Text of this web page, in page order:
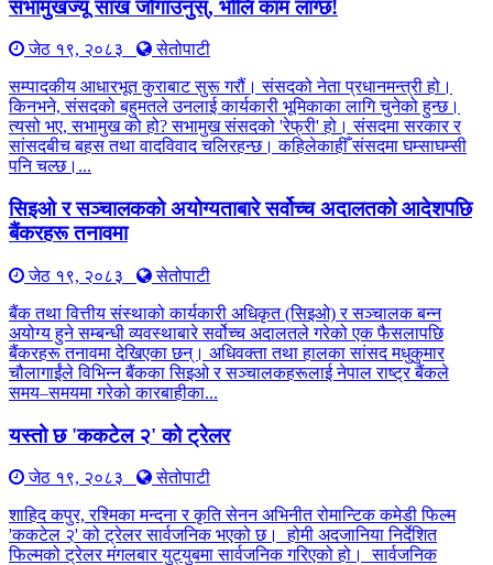
सभामुखज्यू साख जोगाउनुस्, भोलि काम लाग्छ!
जेठ १९, २०८३
सेतोपाटी
सम्पादकीय आधारभूत कुराबाट सुरू गरौं। संसदको नेता प्रधानमन्त्री हो।
किनभने, संसदको बहुमतले उनलाई कार्यकारी भूमिकाका लागि चुनेको हुन्छ।
त्यसो भए, सभामुख को हो? सभामुख संसदको 'रेफ्री' हो। संसदमा सरकार र
सांसदबीच बहस तथा वादविवाद चलिरहन्छ। कहिलेकाहीँ संसदमा घम्साघम्सी
पनि चल्छ।...
सिइओ र सञ्चालकको अयोग्यताबारे सर्वोच्च अदालतको आदेशपछि
बैंकरहरू तनावमा
जेठ १९, २०८३
सेतोपाटी
बैंक तथा वित्तीय संस्थाको कार्यकारी अधिकृत (सिइओ) र सञ्चालक बन्न
अयोग्य हुने सम्बन्धी व्यवस्थाबारे सर्वोच्च अदालतले गरेको एक फैसलापछि
बैंकरहरू तनावमा देखिएका छन्। अधिवक्ता तथा हालका सांसद मधुकुमार
चौलागाईंले विभिन्न बैंकका सिइओ र सञ्चालकहरूलाई नेपाल राष्ट्र बैंकले
समय–समयमा गरेको कारबाहीका...
यस्तो छ 'ककटेल २' को ट्रेलर
जेठ १९, २०८३
सेतोपाटी
शाहिद कपुर, रश्मिका मन्दना र कृति सेनन अभिनीत रोमान्टिक कमेडी फिल्म
'ककटेल २' को ट्रेलर सार्वजनिक भएको छ। होमी अदजानिया निर्देशित
फिल्मको ट्रेलर मंगलबार युट्युबमा सार्वजनिक गरिएको हो। सार्वजनिक